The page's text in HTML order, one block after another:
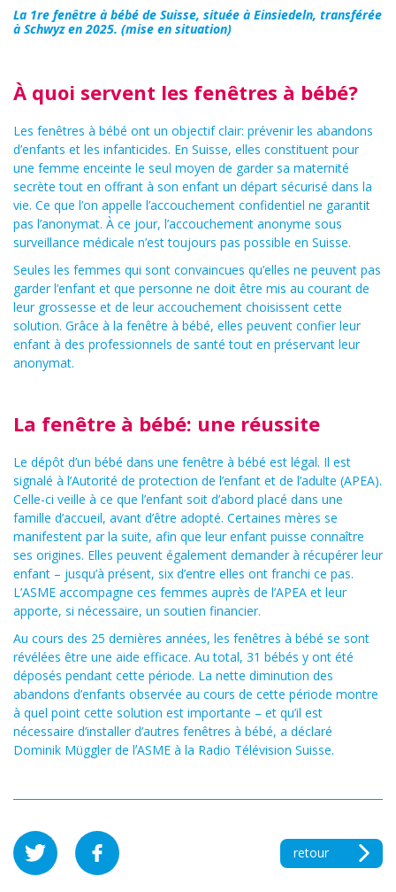
La 1re fenêtre à bébé de Suisse, située à Einsiedeln, transférée
à Schwyz en 2025. (mise en situation)
À quoi servent les fenêtres à bébé?
Les fenêtres à bébé ont un objectif clair: prévenir les abandons
d’enfants et les infanticides. En Suisse, elles constituent pour
une femme enceinte le seul moyen de garder sa maternité
secrète tout en offrant à son enfant un départ sécurisé dans la
vie. Ce que l’on appelle l’accouchement confidentiel ne garantit
pas l’anonymat. À ce jour, l’accouchement anonyme sous
surveillance médicale n’est toujours pas possible en Suisse.
Seules les femmes qui sont convaincues qu’elles ne peuvent pas
garder l’enfant et que personne ne doit être mis au courant de
leur grossesse et de leur accouchement choisissent cette
solution. Grâce à la fenêtre à bébé, elles peuvent confier leur
enfant à des professionnels de santé tout en préservant leur
anonymat.
La fenêtre à bébé: une réussite
Le dépôt d’un bébé dans une fenêtre à bébé est légal. Il est
signalé à l’Autorité de protection de l’enfant et de l’adulte (APEA).
Celle-ci veille à ce que l’enfant soit d’abord placé dans une
famille d’accueil, avant d’être adopté. Certaines mères se
manifestent par la suite, afin que leur enfant puisse connaître
ses origines. Elles peuvent également demander à récupérer leur
enfant – jusqu’à présent, six d’entre elles ont franchi ce pas.
L’ASME accompagne ces femmes auprès de l’APEA et leur
apporte, si nécessaire, un soutien financier.
Au cours des 25 dernières années, les fenêtres à bébé se sont
révélées être une aide efficace. Au total, 31 bébés y ont été
déposés pendant cette période. La nette diminution des
abandons d’enfants observée au cours de cette période montre
à quel point cette solution est importante – et qu’il est
nécessaire d’installer d’autres fenêtres à bébé, a déclaré
Dominik Müggler de lʼASME à la Radio Télévision Suisse.
retour